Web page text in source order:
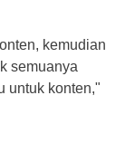
kemudian
semuanya
untuk konten,"